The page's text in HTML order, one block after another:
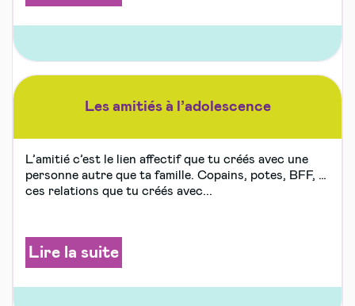
Les amitiés à l’adolescence
L’amitié c’est le lien affectif que tu créés avec une
personne autre que ta famille. Copains, potes, BFF, …
ces relations que tu créés avec...
Lire la suite